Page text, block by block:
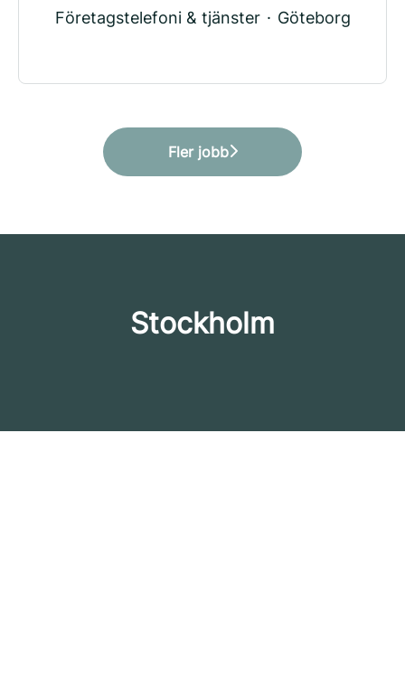
Företagstelefoni & tjänster · Göteborg
Fler jobb
Stockholm